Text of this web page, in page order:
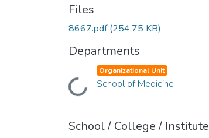
Files
8667.pdf(254.75 KB)
Departments
Loading...
Organizational Unit
School of Medicine
School / College / Institute